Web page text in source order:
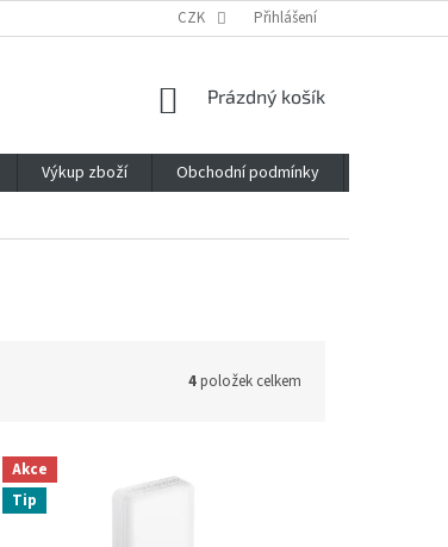
CZK Přihlášení
NÁKUPNÍ
Prázdný košík
Výkup zboží Obchodní podmínky
4položek celkem
Akce
Tip